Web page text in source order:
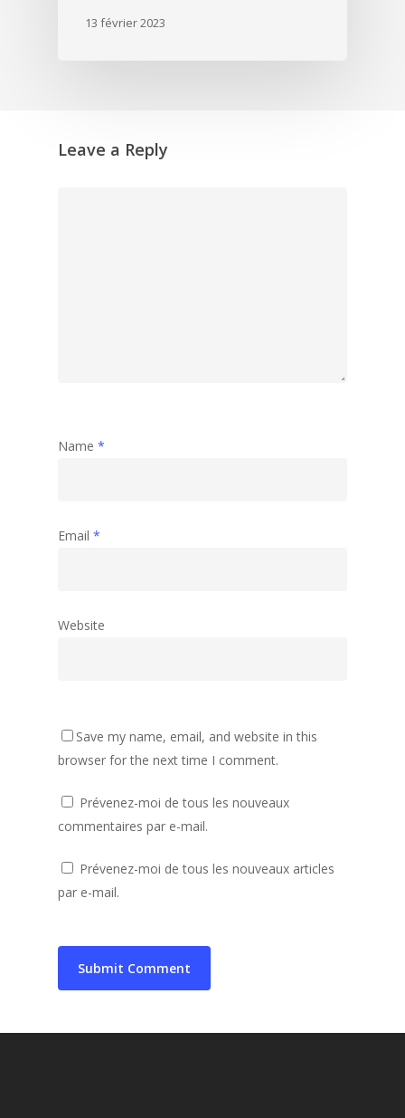
13 février 2023
Leave a Reply
Name *
Email *
Website
Save my name, email, and website in this
browser for the next time I comment.
Prévenez-moi de tous les nouveaux
commentaires par e-mail.
Prévenez-moi de tous les nouveaux articles
par e-mail.